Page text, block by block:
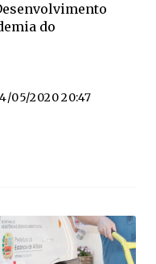
do
05/2020 20:47